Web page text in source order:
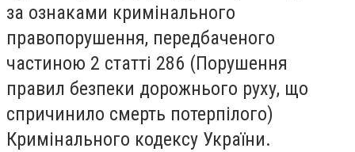
за ознаками кримінального
правопорушення, передбаченого
частиною 2 статті 286 (Порушення
правил безпеки дорожнього руху, що
спричинило смерть потерпілого)
Кримінального кодексу України.